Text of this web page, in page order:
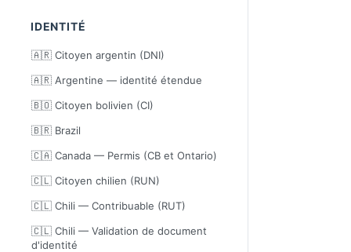
IDENTITÉ
🇦🇷 Citoyen argentin (DNI)
🇦🇷 Argentine — identité étendue
🇧🇴 Citoyen bolivien (CI)
🇧🇷 Brazil
🇨🇦 Canada — Permis (CB et Ontario)
🇨🇱 Citoyen chilien (RUN)
🇨🇱 Chili — Contribuable (RUT)
🇨🇱 Chili — Validation de document
d'identité